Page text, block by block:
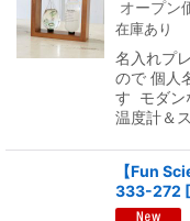
オープン
在庫あり
名入れプ
ので 個人
す モダン
温度計＆
【Fun
333-272 [